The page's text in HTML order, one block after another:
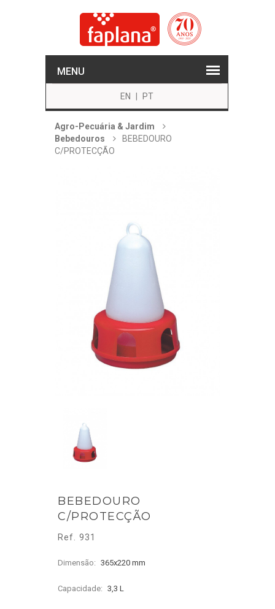
MENU
EN PT
Agro-Pecuária & Jardim
Bebedouros
BEBEDOURO
C/PROTECÇÃO
BEBEDOURO
C/PROTECÇÃO
Ref. 931
Dimensão: 365x220 mm
Capacidade: 3,3 L